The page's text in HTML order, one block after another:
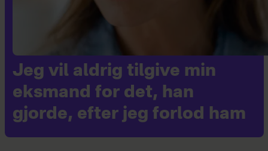
Jeg vil aldrig tilgive min
eksmand for det, han
gjorde, efter jeg forlod ham